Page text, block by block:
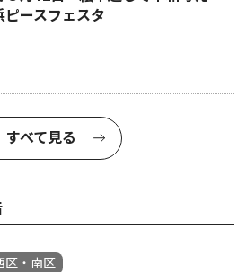
ースフェスタ
すべて見る
区・南区